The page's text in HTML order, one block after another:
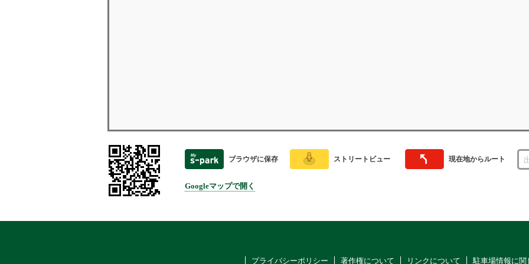
ブラウザに保存 ストリートビュー 現在地からルート
Googleマップで開く
プライバシーポリシー 著作権について リンクについて 駐車場情報に関